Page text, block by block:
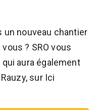
un nouveau chantier
? SRO vous
aura également
sur Ici